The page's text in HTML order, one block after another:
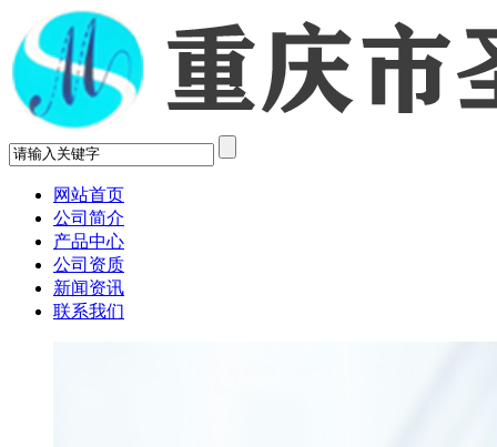
网站首页
公司简介
产品中心
公司资质
新闻资讯
联系我们